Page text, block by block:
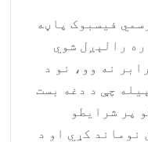
فیسبوک پاڼه
رالېږل شوي
نه وو، نو د
چې د دغه بست
پر شرایطو
نوماند کړي او د